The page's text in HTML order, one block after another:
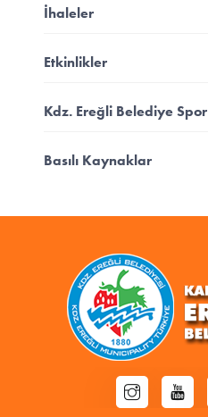
İhaleler
Etkinlikler
Kdz. Ereğli Belediye Spor
Basılı Kaynaklar